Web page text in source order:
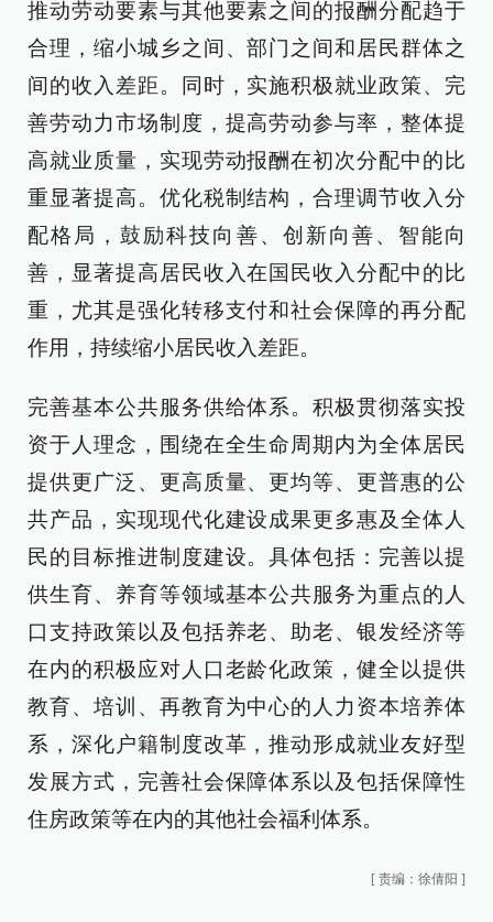
推动劳动要素与其他要素之间的报酬分配趋于
合理，缩小城乡之间、部门之间和居民群体之
间的收入差距。同时，实施积极就业政策、完
善劳动力市场制度，提高劳动参与率，整体提
高就业质量，实现劳动报酬在初次分配中的比
重显著提高。优化税制结构，合理调节收入分
配格局，鼓励科技向善、创新向善、智能向
善，显著提高居民收入在国民收入分配中的比
重，尤其是强化转移支付和社会保障的再分配
作用，持续缩小居民收入差距。
完善基本公共服务供给体系。积极贯彻落实投
资于人理念，围绕在全生命周期内为全体居民
提供更广泛、更高质量、更均等、更普惠的公
共产品，实现现代化建设成果更多惠及全体人
民的目标推进制度建设。具体包括：完善以提
供生育、养育等领域基本公共服务为重点的人
口支持政策以及包括养老、助老、银发经济等
在内的积极应对人口老龄化政策，健全以提供
教育、培训、再教育为中心的人力资本培养体
系，深化户籍制度改革，推动形成就业友好型
发展方式，完善社会保障体系以及包括保障性
住房政策等在内的其他社会福利体系。
[ 责编：徐倩阳 ]